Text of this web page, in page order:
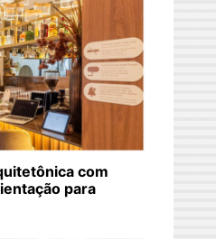
com
para